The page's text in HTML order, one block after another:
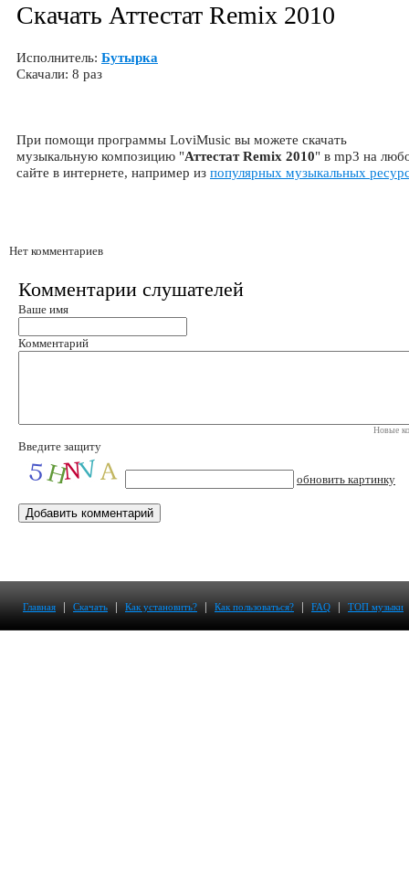
Скачать Аттестат Remix 2010
Исполнитель: Бутырка
Скачали: 8 раз
При помощи программы LoviMusic вы можете скачать
музыкальную композицию "Аттестат Remix 2010" в mp3 на
сайте в интернете, например из популярных музыкальных
Нет комментариев
Комментарии слушателей
Ваше имя
Комментарий
Новые
Введите защиту
обновить картинку
Главная | Скачать | Как установить? | Как пользоваться? | FAQ | ТОП музыки